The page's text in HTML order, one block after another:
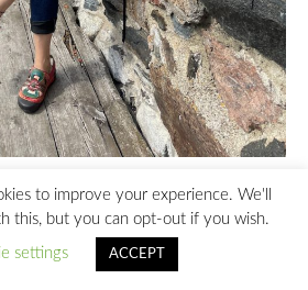
koti vesistön äärellä.
to improve your experience. We'll
this, but you can opt-out if you wish.
settings ACCEPT